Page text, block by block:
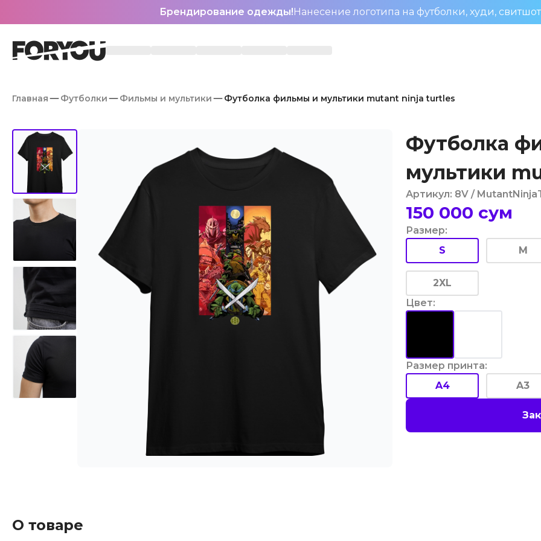
Брендирование одежды!Нанесение логотипа на футболки, худи,
Главная Футболки Фильмы и мультики Футболка фильмы и мультики mutant ninja turtles
Футболка
мультики
Артикул: 8V /
150 000 сум
Размер:
S
M
2XL
Цвет:
Размер принта:
A4
A3
О товаре